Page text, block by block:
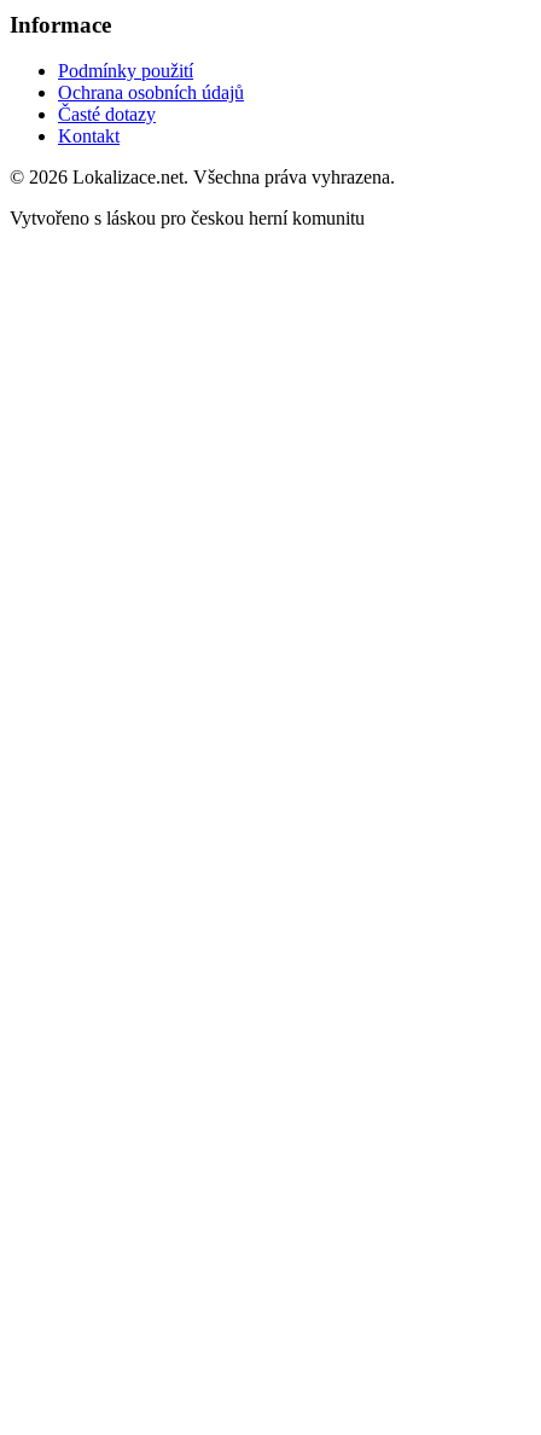
Informace
Podmínky použití
Ochrana osobních údajů
Časté dotazy
Kontakt
© 2026 Lokalizace.net. Všechna práva vyhrazena.
Vytvořeno s láskou pro českou herní komunitu